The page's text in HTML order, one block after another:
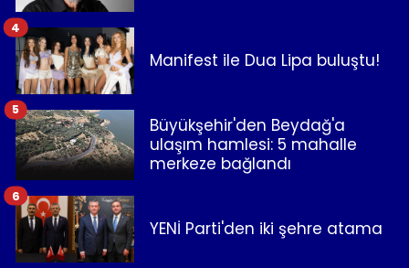
Manifest ile Dua Lipa buluştu!
4
Büyükşehir'den Beydağ'a
ulaşım hamlesi: 5 mahalle
merkeze bağlandı
5
YENİ Parti'den iki şehre atama
6